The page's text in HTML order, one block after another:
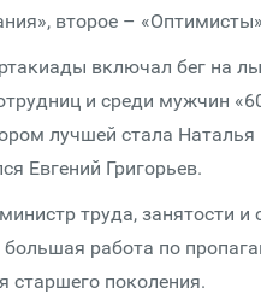
второе –
включал бег на
и среди мужчин
лучшей стала
Евгений Григорьев.
труда, занятости
большая работа по
старшего поколения.